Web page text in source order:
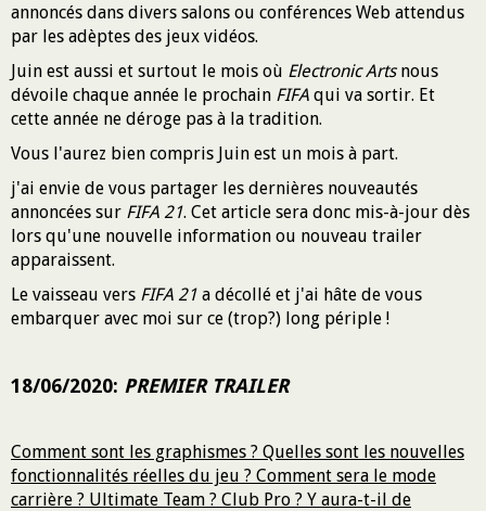
annoncés dans divers salons ou conférences Web attendus
par les adèptes des jeux vidéos.
Juin est aussi et surtout le mois où Electronic Artsnous
dévoile chaque année le prochain FIFA qui va sortir. Et
cette année ne déroge pas à la tradition.
Vous l'aurez bien compris Juin est un mois à part.
j'ai envie de vous partager les dernières nouveautés
annoncées sur FIFA 21. Cet article sera donc mis-à-jour dès
lors qu'une nouvelle information ou nouveau trailer
apparaissent.
Le vaisseau vers FIFA 21 a décollé et j'ai hâte de vous
embarquer avec moi sur ce (trop?) long périple !
18/06/2020: PREMIER TRAILER
Comment sont les graphismes ? Quelles sont les nouvelles
fonctionnalités réelles du jeu ? Comment sera le mode
carrière ? Ultimate Team ? Club Pro ? Y aura-t-il de